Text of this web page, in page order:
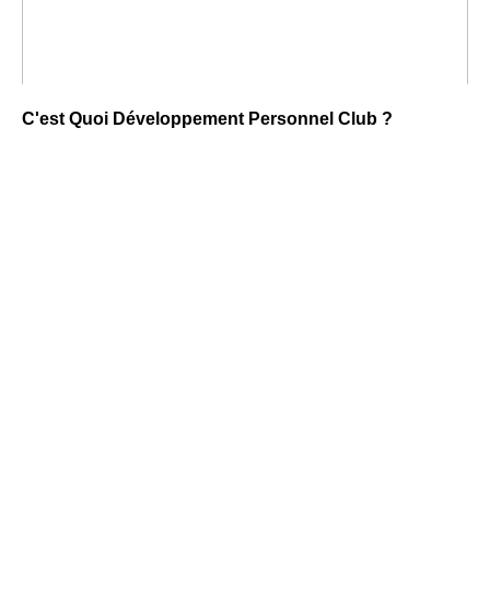
C'est Quoi Développement Personnel Club ?